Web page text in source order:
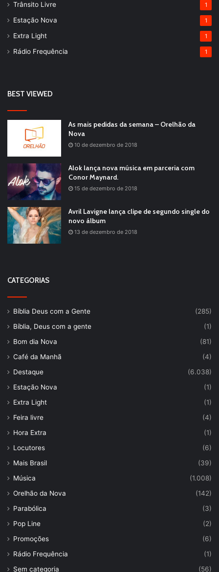
Trânsito Livre 1
Estação Nova 1
Extra Light 1
Rádio Frequência 1
BEST VIEWED
As mais pedidas da semana – Orelhão da
Nova
10 de dezembro de 2018
Alok lança nova música em parceria com
Conor Maynard.
15 de dezembro de 2018
Avril Lavigne lança clipe de segundo single do
novo álbum
13 de dezembro de 2018
CATEGORIAS
Bíblia Deus com a Gente
(285)
Bíblia, Deus com a gente
(1)
Bom dia Nova
(81)
Café da Manhã
(4)
Destaque
(6.038)
Estação Nova
(1)
Extra Light
(1)
Feira livre
(4)
Hora Extra
(1)
Locutores
(6)
Mais Brasil
(39)
Música
(1.008)
Orelhão da Nova
(142)
Parabólica
(3)
Pop Line
(2)
Promoções
(6)
Rádio Frequência
(1)
Sem categoria
(56)